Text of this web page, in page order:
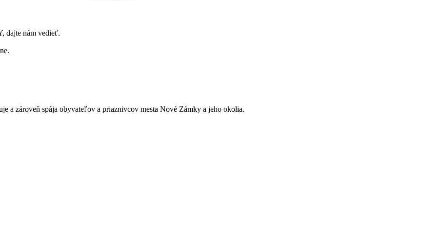
dajte nám vedieť.
a zároveň spája obyvateľov a priaznivcov mesta Nové Zámky a jeho okolia.